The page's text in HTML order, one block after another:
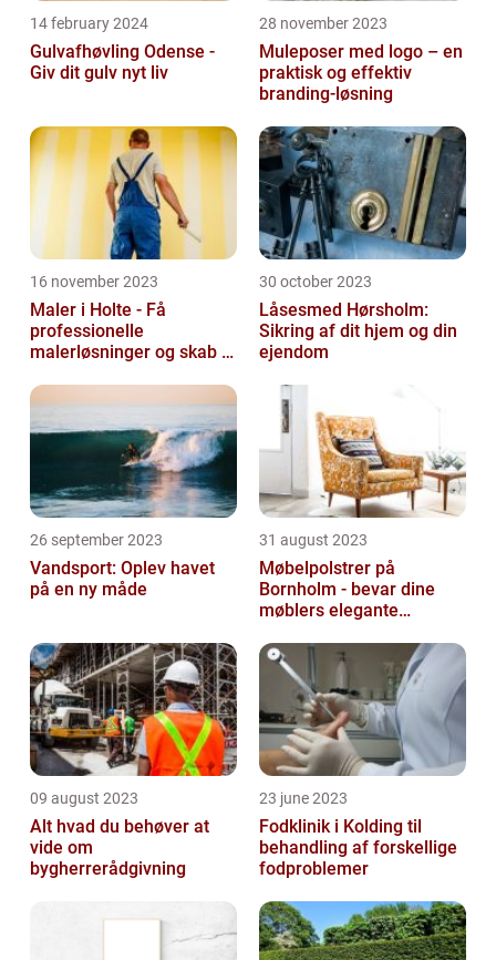
14 february 2024
Gulvafhøvling Odense -
Giv dit gulv nyt liv
28 november 2023
Muleposer med logo – en
praktisk og effektiv
branding-løsning
16 november 2023
Maler i Holte - Få
professionelle
malerløsninger og skab et
30 october 2023
Låsesmed Hørsholm:
Sikring af dit hjem og din
ejendom
26 september 2023
Vandsport: Oplev havet
på en ny måde
31 august 2023
Møbelpolstrer på
Bornholm - bevar dine
møblers elegante
09 august 2023
Alt hvad du behøver at
vide om
bygherrerådgivning
23 june 2023
Fodklinik i Kolding til
behandling af forskellige
fodproblemer